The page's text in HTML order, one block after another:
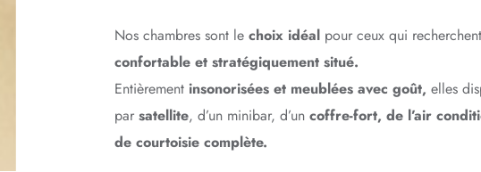
Nos chambres sont lechoix idéalpour ceux qui
confortable et stratégiquement situé.
Entièrement insonorisées et meublées avec goût, elles
par satellite, d’un minibar, d’un coffre-fort, de l’air
de courtoisie complète.